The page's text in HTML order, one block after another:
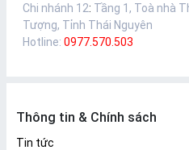
Chi nhánh 12: Tầng 1, Toà nhà
Tượng, Tỉnh Thái Nguyên
Hotline: 0977.570.503
Thông tin & Chính sách
Tin tức